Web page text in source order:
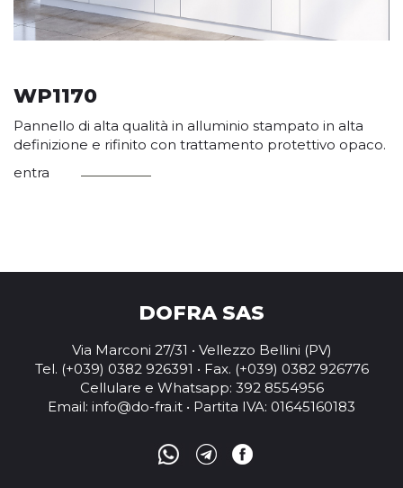
WP1170
Pannello di alta qualità in alluminio stampato in alta
definizione e rifinito con trattamento protettivo opaco.
entra
DOFRA SAS
Via Marconi 27/31 • Vellezzo Bellini (PV)
Tel. (+039) 0382 926391 • Fax. (+039) 0382 926776
Cellulare e Whatsapp: 392 8554956
Email: info@do-fra.it • Partita IVA: 01645160183